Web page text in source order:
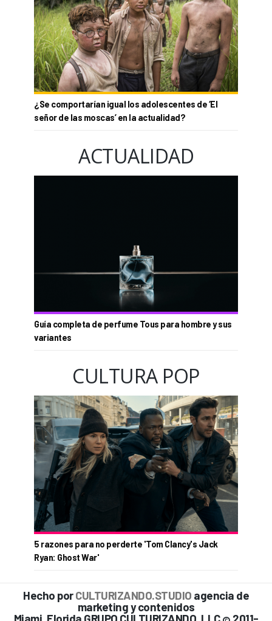
¿Se comportarían igual los adolescentes de ‘El
señor de las moscas’ en la actualidad?
ACTUALIDAD
Guía completa de perfume Tous para hombre y sus
variantes
CULTURA POP
5 razones para no perderte 'Tom Clancy's Jack
Ryan: Ghost War'
Hecho porCULTURIZANDO.STUDIO agencia de
marketing y contenidos